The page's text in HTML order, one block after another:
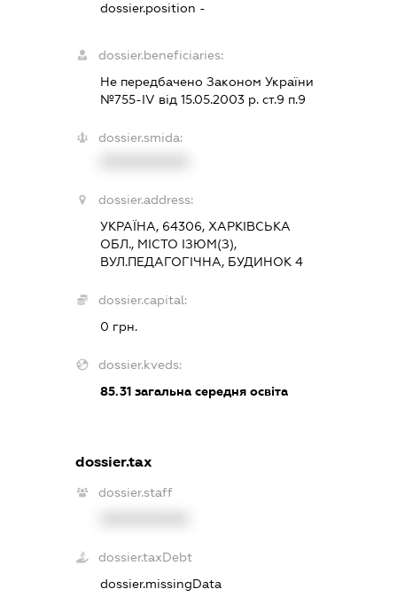
dossier.position -
dossier.beneficiaries:
Не передбачено Законом України
№755-IV від 15.05.2003 р. ст.9 п.9
dossier.smida:
dossier.address:
УКРАЇНА, 64306, ХАРКІВСЬКА
ОБЛ., МІСТО ІЗЮМ(З),
ВУЛ.ПЕДАГОГІЧНА, БУДИНОК 4
dossier.capital:
0 грн.
dossier.kveds:
85.31 загальна середня освіта
dossier.tax
dossier.staff
dossier.taxDebt
dossier.missingData